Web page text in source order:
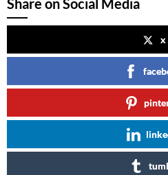
Share on Social Media
x